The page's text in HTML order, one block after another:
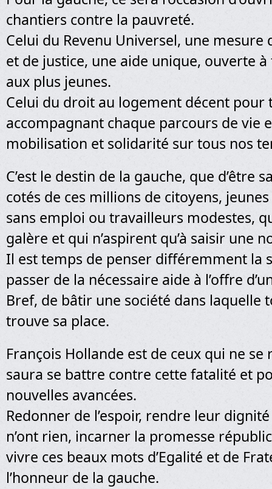
chantiers contre la pauvreté.
Celui du Revenu Universel, une
et de justice, une aide unique, ouverte
aux plus jeunes.
Celui du droit au logement décent pour
accompagnant chaque parcours de vie
mobilisation et solidarité sur tous nos
C’est le destin de la gauche, que d’être
cotés de ces millions de citoyens,
sans emploi ou travailleurs modestes,
galère et qui n’aspirent qu’à saisir une
Il est temps de penser différemment la
passer de la nécessaire aide à l’offre
Bref, de bâtir une société dans laquelle
trouve sa place.
François Hollande est de ceux qui ne se
saura se battre contre cette fatalité et
nouvelles avancées.
Redonner de l’espoir, rendre leur
n’ont rien, incarner la promesse
vivre ces beaux mots d’Egalité et de
l’honneur de la gauche.